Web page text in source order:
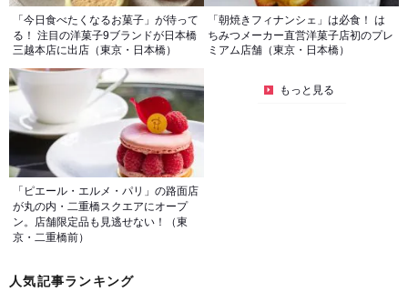
「今日食べたくなるお菓子」が待って
る！ 注目の洋菓子9ブランドが日本橋
三越本店に出店（東京・日本橋）
「朝焼きフィナンシェ」は必食！ は
ちみつメーカー直営洋菓子店初のプレ
ミアム店舗（東京・日本橋）
「ピエール・エルメ・パリ」の路面店
が丸の内・二重橋スクエアにオープ
ン。店舗限定品も見逃せない！（東
京・二重橋前）
もっと見る
人気記事ランキング